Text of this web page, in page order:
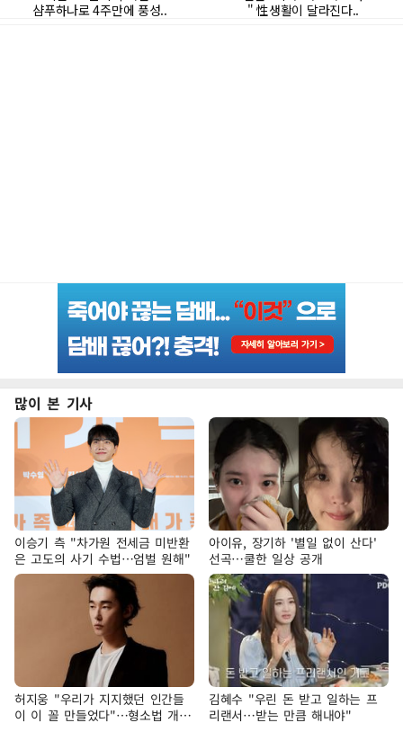
많이 본 기사
이승기 측 "차가원 전세금 미반환
은 고도의 사기 수법…엄벌 원해"
아이유, 장기하 '별일 없이 산다'
선곡…쿨한 일상 공개
허지웅 "우리가 지지했던 인간들
이 이 꼴 만들었다"…형소법 개정
김혜수 "우린 돈 받고 일하는 프
리랜서…받는 만큼 해내야"